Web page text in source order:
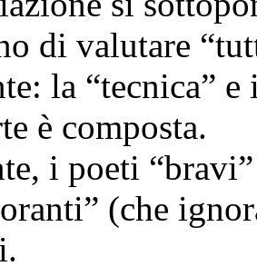
di valutare
la “tecnica”
è composta.
i poeti
(che